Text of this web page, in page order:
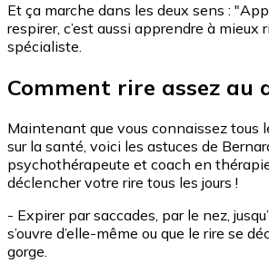
Et ça marche dans les deux sens :
respirer, c’est aussi apprendre à mieux
spécialiste.
Comment rire assez au
Maintenant que vous connaissez tous
sur la santé, voici les astuces de
psychothérapeute et coach en
déclencher votre rire tous les jours !
- Expirer par saccades, par le nez,
s’ouvre d’elle-même ou que le rire se
gorge.